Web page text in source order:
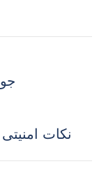
نکات